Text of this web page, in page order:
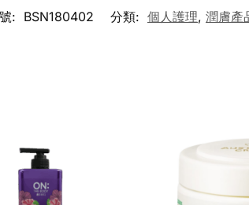
: BSN180402 分類: 個人護理, 潤膚產